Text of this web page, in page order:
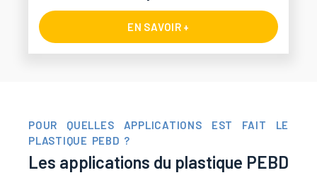
EN SAVOIR +
POUR QUELLES APPLICATIONS EST FAIT LE
PLASTIQUE PEBD ?
Les applications du plastique PEBD